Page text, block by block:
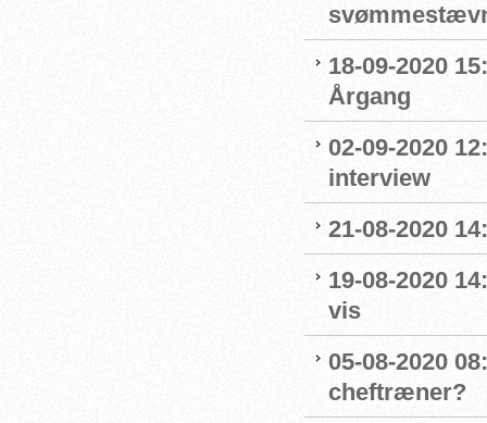
18-09-2020
Årgang
02-09-2020
interview
21-08-2020
19-08-2020
vis
05-08-2020
cheftræner?